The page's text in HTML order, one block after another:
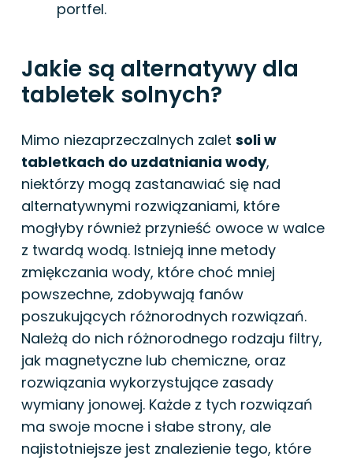
portfel.
Jakie są alternatywy dla
tabletek solnych?
Mimo niezaprzeczalnych zalet soli w
tabletkach do uzdatniania wody,
niektórzy mogą zastanawiać się nad
alternatywnymi rozwiązaniami, które
mogłyby również przynieść owoce w walce
z twardą wodą. Istnieją inne metody
zmiękczania wody, które choć mniej
powszechne, zdobywają fanów
poszukujących różnorodnych rozwiązań.
Należą do nich różnorodnego rodzaju filtry,
jak magnetyczne lub chemiczne, oraz
rozwiązania wykorzystujące zasady
wymiany jonowej. Każde z tych rozwiązań
ma swoje mocne i słabe strony, ale
najistotniejsze jest znalezienie tego, które